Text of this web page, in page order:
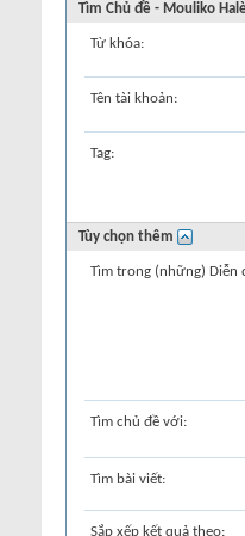
Tìm Chủ đề - Mouliko
Từ khóa:
Tên tài khoản:
Tag:
Tùy chọn thêm
Tìm trong (những) Diễn
Tìm chủ đề với:
Tìm bài viết:
Sắp xếp kết quả theo: